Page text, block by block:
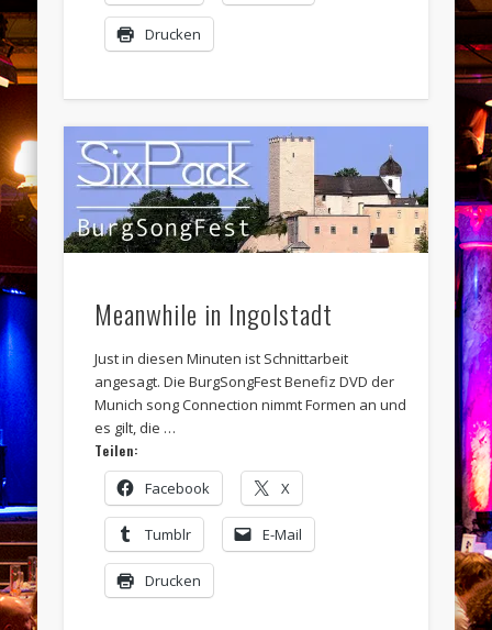
Drucken
Meanwhile in Ingolstadt
Just in diesen Minuten ist Schnittarbeit
angesagt. Die BurgSongFest Benefiz DVD der
Munich song Connection nimmt Formen an und
es gilt, die …
Teilen:
Facebook X
Tumblr E-Mail
Drucken